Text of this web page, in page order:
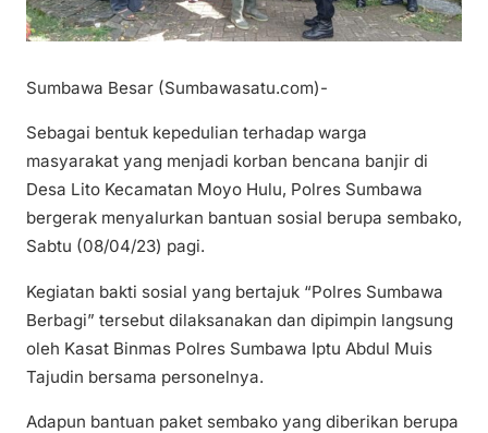
Sumbawa Besar (Sumbawasatu.com)-
Sebagai bentuk kepedulian terhadap warga
masyarakat yang menjadi korban bencana banjir di
Desa Lito Kecamatan Moyo Hulu, Polres Sumbawa
bergerak menyalurkan bantuan sosial berupa sembako,
Sabtu (08/04/23) pagi.
Kegiatan bakti sosial yang bertajuk “Polres Sumbawa
Berbagi” tersebut dilaksanakan dan dipimpin langsung
oleh Kasat Binmas Polres Sumbawa Iptu Abdul Muis
Tajudin bersama personelnya.
Adapun bantuan paket sembako yang diberikan berupa